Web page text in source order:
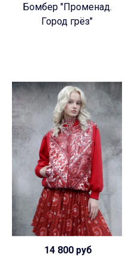
Бомбер "Променад.
Город грёз"
14 800 руб